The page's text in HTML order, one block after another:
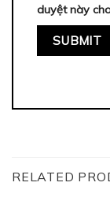
duyệt này
RELATED